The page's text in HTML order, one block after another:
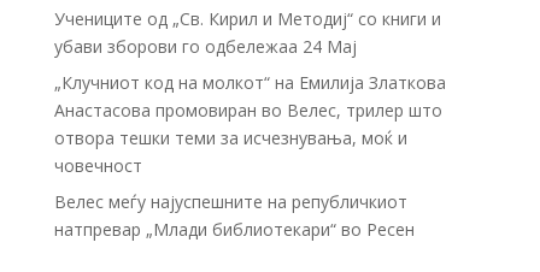
Учениците од „Св. Кирил и Методиј“ со книги и
убави зборови го одбележаа 24 Мај
„Клучниот код на молкот“ на Емилија Златкова
Анастасова промовиран во Велес, трилер што
отвора тешки теми за исчезнувања, моќ и
човечност
Велес меѓу најуспешните на републичкиот
натпревар „Млади библиотекари“ во Ресен